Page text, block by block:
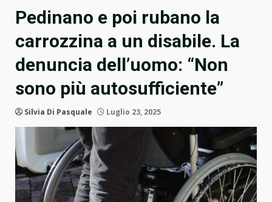
Pedinano e poi rubano la
carrozzina a un disabile. La
denuncia dell’uomo: “Non
sono più autosufficiente”
Silvia Di Pasquale Luglio 23, 2025